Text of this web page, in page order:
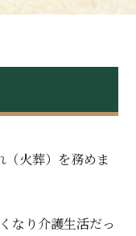
火葬）を務めま
なり介護生活だっ